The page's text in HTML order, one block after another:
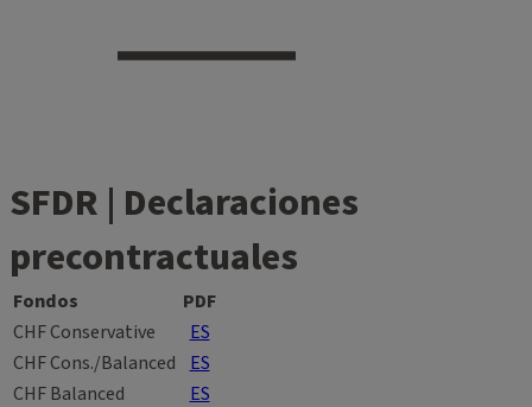
SFDR | Declaraciones
precontractuales
Fondos
PDF
CHF Conservative
ES
CHF Cons./Balanced
ES
CHF Balanced
ES